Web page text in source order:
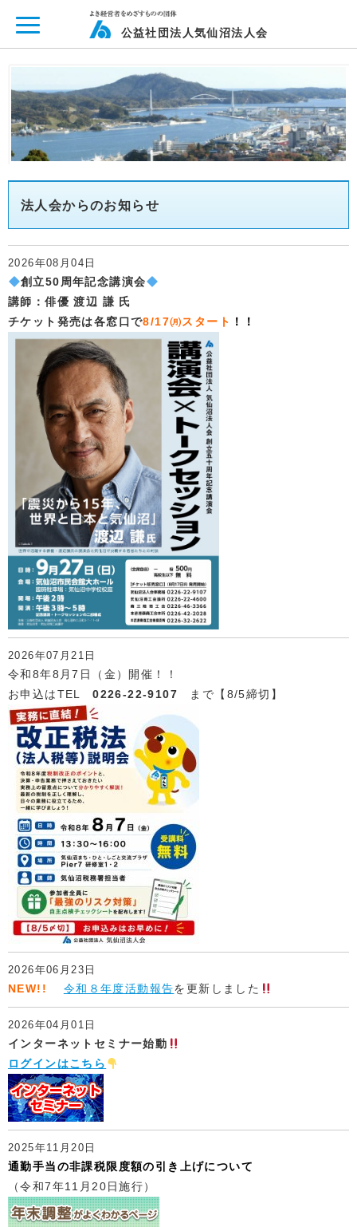
公益社団法人気仙沼法人会
法人会からのお知らせ
2026年08月04日
創立50周年記念講演会
講師：俳優 渡辺 謙 氏
チケット発売は各窓口で8/17㈪スタート ！！
2026年07月21日
令和8年8月7日（金）開催！！
お申込はTEL0226-22-9107 まで【8/5締切】
2026年06月23日
NEW!! 令和８年度活動報告を更新しました
2026年04月01日
インターネットセミナー始動
ログインはこちら
2025年11月20日
通勤手当の非課税限度額の引き上げについて
（令和7年11月20日施行）